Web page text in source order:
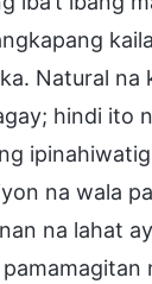
Natural na
hindi ito
na wala
na lahat